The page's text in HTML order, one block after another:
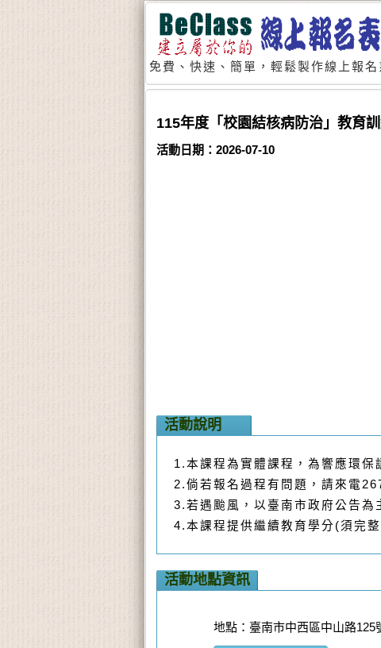
免費、快速、簡單，輕鬆製作線上報名
115年度「校園結核病防治」教育
活動日期：2026-07-10
活動說明
1.本課程為實體課程，為響應環保
2.倘若報名過程有問題，請來電
3.若遇颱風，以臺南市政府公告為
4.本課程提供繼續教育學分(須完整
活動地點資訊
地點：臺南市中西區中山路